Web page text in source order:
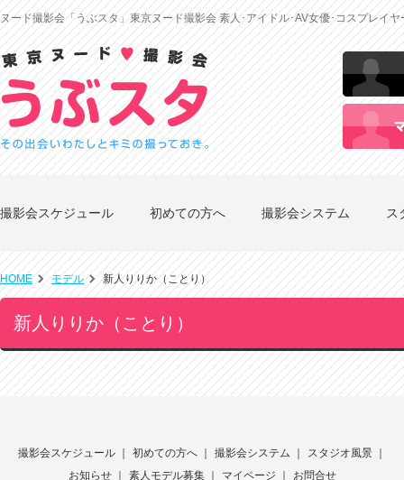
ヌード撮影会「うぶスタ」東京ヌード撮影会 素人･アイドル･AV女優･コスプレイ
撮影会スケジュール 初めての方へ 撮影会システム ス
HOME モデル 新人りりか（ことり）
新人りりか（ことり）
撮影会スケジュール 初めての方へ 撮影会システム スタジオ風景
お知らせ｜ 素人モデル募集｜ マイページ お問合せ